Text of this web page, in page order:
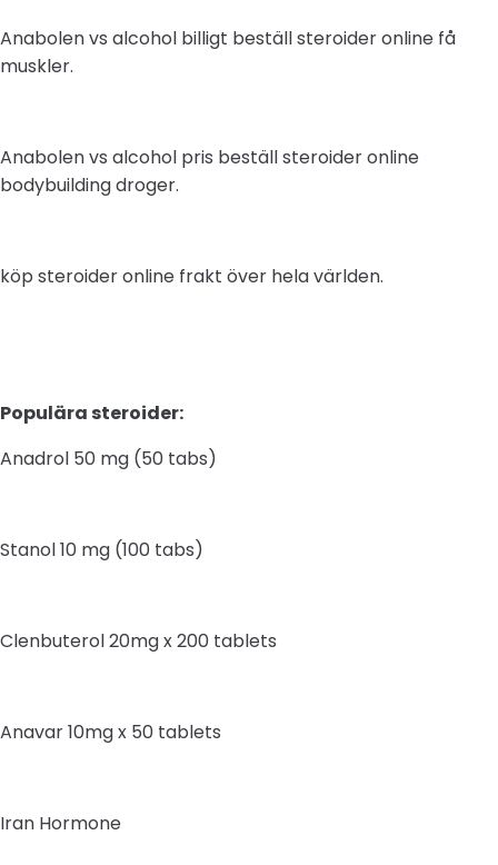
Anabolen vs alcohol billigt beställ steroider online få
muskler.
Anabolen vs alcohol pris beställ steroider online
bodybuilding droger.
köp steroider online frakt över hela världen.
Populära steroider:
Anadrol 50 mg (50 tabs)
Stanol 10 mg (100 tabs)
Clenbuterol 20mg x 200 tablets
Anavar 10mg x 50 tablets
Iran Hormone